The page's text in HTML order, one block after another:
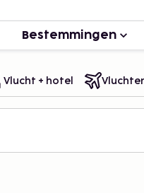
Bestemmingen
Vlucht + hotel